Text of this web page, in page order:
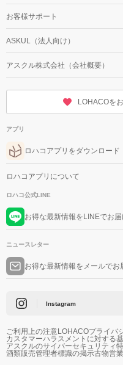
お客様サポート
ASKUL（法人向け）
アスクル株式会社（会社概要）
LOHACOを
アプリ
ロハコアプリをダウンロード
ロハコアプリについて
ロハコ公式LINE
お得な最新情報をLINEでお
ニュースレター
お得な最新情報をメールでお
Instagram
ご利用上の注意LOHACOプライバ
カスタマーハラスメントに対する
アスクルのサイバーセキュリティ
酒類販売管理者標識の掲示古物営